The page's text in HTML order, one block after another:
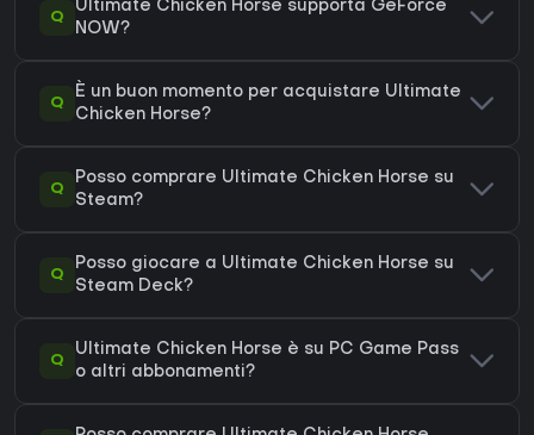
Q
Ultimate Chicken Horse supporta GeForce
NOW?
Q
È un buon momento per acquistare Ultimate
Chicken Horse?
Q
Posso comprare Ultimate Chicken Horse su
Steam?
Q
Posso giocare a Ultimate Chicken Horse su
Steam Deck?
Q
Ultimate Chicken Horse è su PC Game Pass
o altri abbonamenti?